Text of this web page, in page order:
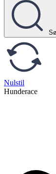
Nulstil
Hunderace